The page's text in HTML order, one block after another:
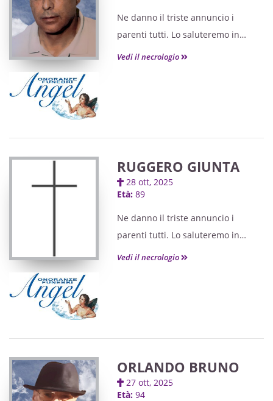
Ne danno il triste annuncio i
parenti tutti. Lo saluteremo in
forma strettamente privata.
Vedi il necrologio
RUGGERO GIUNTA
28 ott, 2025
Età: 89
Ne danno il triste annuncio i
parenti tutti. Lo saluteremo in
forma strettamente privata.
Vedi il necrologio
ORLANDO BRUNO
27 ott, 2025
Età: 94